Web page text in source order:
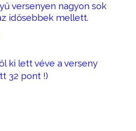
versenyen nagyon sok
idősebbek mellett.
ki lett véve a verseny
32 pont !)